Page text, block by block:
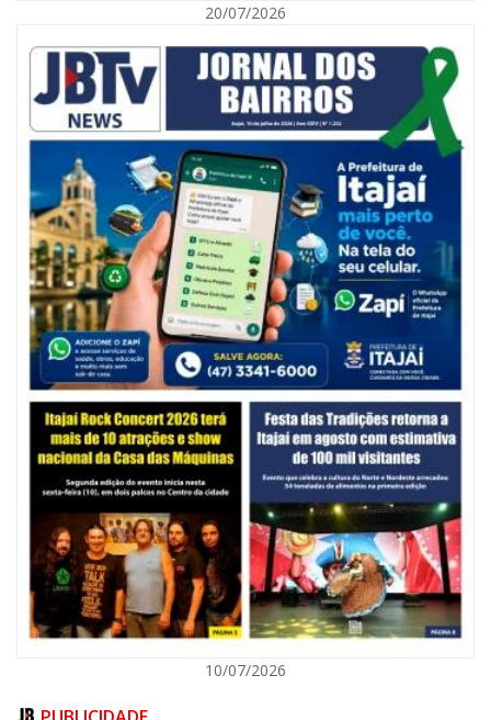
05/08/2026 | 07:00
Balneário Camboriú anuncia novo concurso para Guarda Municipal
POLÍTICA
20/07/2026
10/07/2026